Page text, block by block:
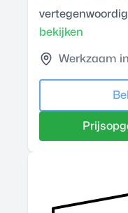
bekijken
Werkzaam